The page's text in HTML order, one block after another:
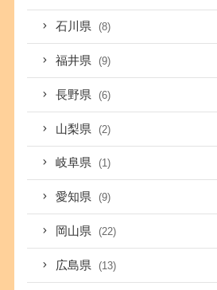
石川県 (8)
福井県 (9)
長野県 (6)
山梨県 (2)
岐阜県 (1)
愛知県 (9)
岡山県 (22)
広島県 (13)